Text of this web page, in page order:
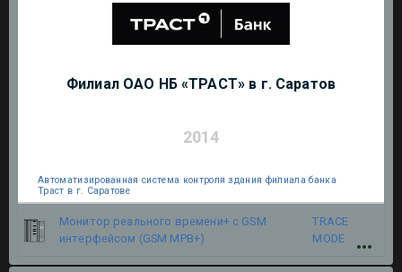
Филиал ОАО НБ «ТРАСТ» в г. Саратов
2014
Автоматизированная система контроля здания филиала банка
Траст в г. Саратове
Монитор реального времени+ c GSM
интерфейсом (GSM МРВ+)
TRACE
MODE